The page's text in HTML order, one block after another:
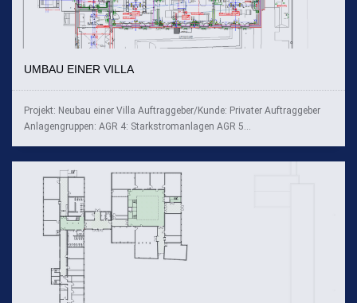
UMBAU EINER VILLA
Projekt: Neubau einer Villa Auftraggeber/Kunde: Privater Auftraggeber
Anlagengruppen: AGR 4: Starkstromanlagen AGR 5...